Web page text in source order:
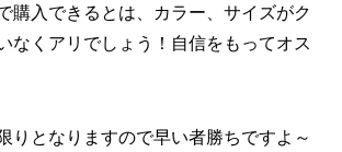
購入できるとは、カラー、サイズがク
なくアリでしょう！自信をもってオス
りとなりますので早い者勝ちですよ～